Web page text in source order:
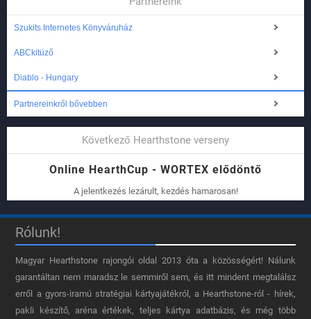
Szukits Internetes Könyváruház
ABCkitüző
Diablo - Hungary
Partnereinkről bővebben
Következő Hearthstone verseny
Online HearthCup - WORTEX elődöntő
A jelentkezés lezárult, kezdés hamarosan!
Rólunk!
Magyar Hearthstone​ rajongói oldal 2013 óta a közösségért! Nálunk
garantáltan nem maradsz le semmiről sem, és itt mindent megtalálsz
erről a gyors-iramú stratégiai kártyajátékról, a Hearthstone-ról - hírek,
pakli készítő, aréna értékek, teljes kártya adatbázis, és még több